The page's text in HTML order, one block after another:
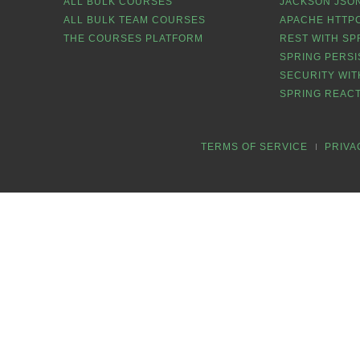
ALL BULK TEAM COURSES
THE COURSES PLATFORM
APACHE
REST WITH
SPRING
SECURITY
SPRING
TERMS OF SERVICE